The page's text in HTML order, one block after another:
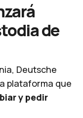
de
Deutsche
plataforma que
y pedir